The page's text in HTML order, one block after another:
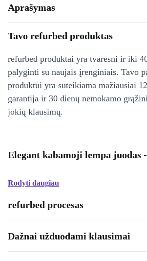
Aprašymas
Tavo refurbed produktas
refurbed produktai yra tvaresni ir iki
palyginti su naujais įrenginiais. Tavo
produktui yra suteikiama mažiausiai
garantija ir 30 dienų nemokamo
jokių klausimų.
Elegant kabamoji lempa juodas
Rodyti daugiau
refurbed procesas
Dažnai užduodami klausimai